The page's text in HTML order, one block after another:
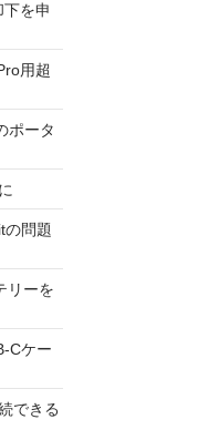
を申
用超
ポータ
の問題
リーを
Cケー
できる